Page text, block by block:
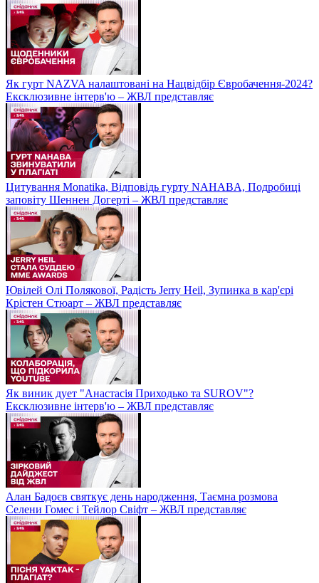
Як гурт NAZVA налаштовані на Нацвідбір Євробачення-2024?
Ексклюзивне інтерв'ю – ЖВЛ представляє
Цитування Monatikа, Відповідь гурту NAHABA, Подробиці
заповіту Шеннен Догерті – ЖВЛ представляє
Ювілей Олі Полякової, Радість Jerry Heil, Зупинка в кар'єрі
Крістен Стюарт – ЖВЛ представляє
Як виник дует "Анастасія Приходько та SUROV"?
Ексклюзивне інтерв'ю – ЖВЛ представляє
Алан Бадоєв святкує день народження, Таємна розмова
Селени Гомес і Тейлор Свіфт – ЖВЛ представляє